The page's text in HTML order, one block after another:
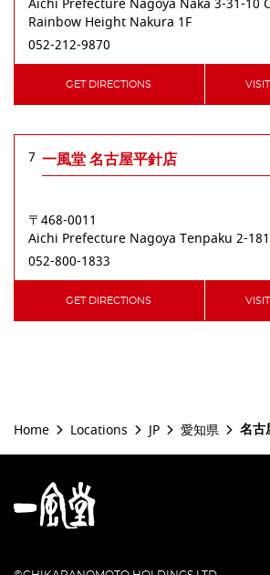
Aichi Prefecture Nagoya Naka 3-31-10
Rainbow Height Nakura 1F
052-212-9870
GET DIRECTIONS
7 一風堂 名古屋平針店
〒468-0011
Aichi Prefecture Nagoya Tenpaku 2-
052-800-1833
GET DIRECTIONS
Home Locations JP 愛知県 名古